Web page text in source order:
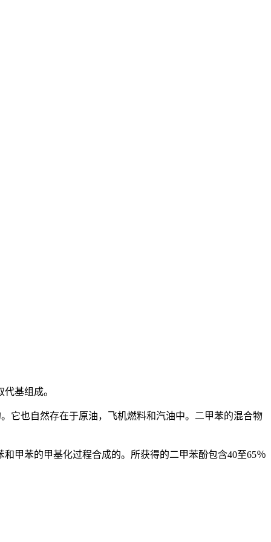
基组成。
它也自然存在于原油，飞机燃料和汽油中。二甲苯的混合物
甲苯的甲基化过程合成的。所获得的二甲苯酚包含40至65％